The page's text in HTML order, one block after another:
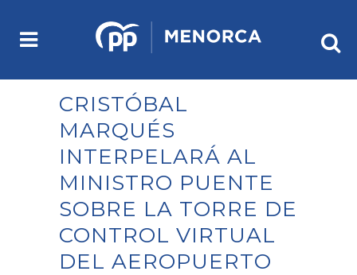
CRISTÓBAL
MARQUÉS
INTERPELARÁ AL
MINISTRO PUENTE
SOBRE LA TORRE DE
CONTROL VIRTUAL
DEL AEROPUERTO